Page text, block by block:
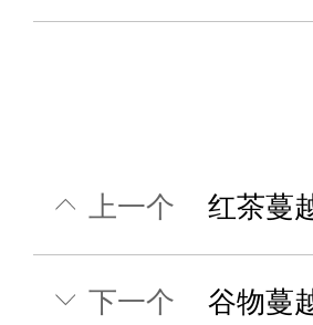
上一个 红茶蔓
下一个 谷物蔓